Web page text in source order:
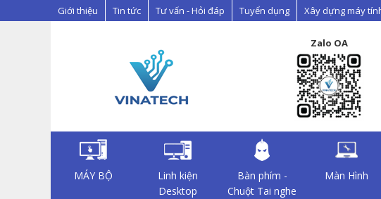
Giới thiệu Tin tức Tư vấn - Hỏi đáp Tuyển dụng Xây dựng máy
Zalo OA
MÁY BỘ
Linh kiện
Desktop
Bàn phím -
Chuột Tai nghe
Màn Hình